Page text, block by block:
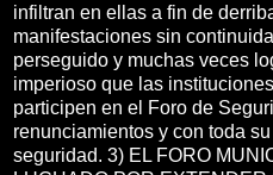
infiltran en ellas a fin de
manifestaciones sin
perseguido y muchas veces
imperioso que las
participen en el Foro de
renunciamientos y con toda
seguridad. 3) EL FORO